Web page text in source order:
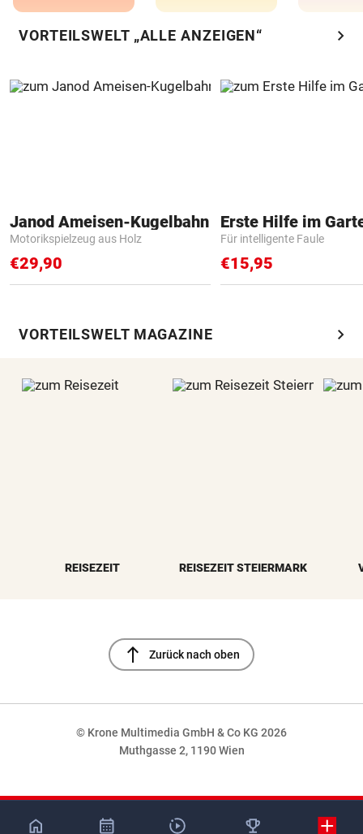
VORTEILSWELT „ALLE ANZEIGEN“ chevron_right
Janod Ameisen-Kugelbahn
Motorikspielzeug aus Holz
€29,90
Erste Hilfe im
Für intelligente Faule
€15,95
VORTEILSWELT MAGAZINE chevron_right
REISEZEIT REISEZEIT STEIERMARK
north Zurück nach oben
© Krone Multimedia GmbH & Co KG 2026
Muthgasse 2, 1190 Wien
NaN%